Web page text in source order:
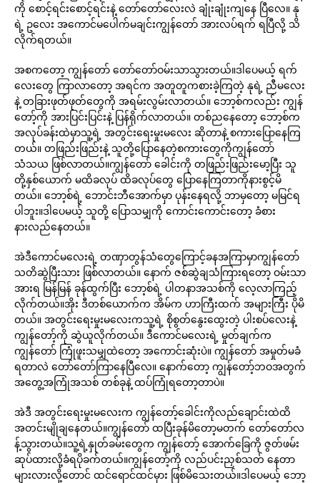
ကို စောင့်ရင်းစောင့်ရင်းနဲ့ တော်တော်လေးလဲ ချုံးချုံးကျနေ ပြီလေ။ နု
ရဲ့ ဥလေး အကောင်မပေါက်မချင်းကျွန်တော် အားလပ်ရက် ရပြီလို့ သိ
လိုက်ရတယ်။
အစကတော့ ကျွန်တော် တော်တော်ဝမ်းသာသွားတယ်။ဒါပေမယ့် ရက်
လေးတွေ ကြာလာတော့ အရင်က အတူတူကစားခဲ့ကြတဲ့ နုရဲ့ ညီမလေး
နဲ့ တခြားဖုတ်ဖုတ်တွေကို အရမ်းလွမ်းလာတယ်။ ဘော့စ်ကလည်း ကျွန်
တော့်ကို အားပြင်းပြင်းနဲ့ ပြန်ရိုက်လာတယ်။ တစ်ညနေတော့ ဘော့စ်က
အလုပ်ခန်းထဲမှာသူ့ရဲ့ အတွင်းရေးမှုးမလေး ဆိုတာနဲ့ စကားပြောနေကြ
တယ်။ တဖြည်းဖြည်းနဲ့ သူတို့ပြောနေတဲ့စကားတွေကိုကျွန်တော်
သံသယ ဖြစ်လာတယ်။ကျွန်တော် ခေါင်းကို တဖြည်းဖြည်းမော့ပြီး သူ
တို့နှစ်ယောက် မထိခလုပ် ထိခလုပ်တွေ ပြောနေကြတာကိုနားစွင့်မိ
တယ်။ ဘော့စ်ရဲ့ ဘောင်းဘီအောက်မှာ ပုန်းနေရလို့ ဘာမှတော့ မမြင်ရ
ပါဘူး။ဒါပေမယ့် သူတို့ ပြောသမျှကို ကောင်းကောင်းတော့ ခံစား
နားလည်နေတယ်။
အဲဒီကောင်မလေးရဲ့ တဏှာတွန်သံတွေကြောင့်ခနအကြာမှာကျွန်တော်
သတိဆွဲပြီးသား ဖြစ်လာတယ်။ နောက် ဇစ်ဆွဲချသံကြားရတော့ ဝမ်းသာ
အားရ မြန်မြန် ခုန်ထွက်ပြီး ဘော့စ်ရဲ့ ပါတနာအသစ်ကို လေ့လာကြည့်
လိုက်တယ်။အိုး ဒီတစ်ယောက်က အိမ်က ဟာကြီးထက် အများကြီး ပိုမိ
တယ်။ အတွင်းရေးမှုးမလေးကသူ့ရဲ့ စိုစွတ်နွေးထွေးတဲ့ ပါးစပ်လေးနဲ့
ကျွန်တော့်ကို ဆွဲယူလိုက်တယ်။ ဒီကောင်မလေးရဲ့ မှုတ်ချက်က
ကျွန်တော် ကြုံဖူးသမျှထဲတော့ အကောင်းဆုံးပဲ။ ကျွန်တော် အမှုတ်မခံ
ရတာလဲ တော်တော်ကြာနေပြီလေ။ နောက်တော့ ကျွန်တော့်ဘဝအတွက်
အတွေ့အကြုံအသစ် တစ်ခုနဲ့ ထပ်ကြုံရတော့တာပဲ။
အဲဒီ အတွင်းရေးမှုးမလေးက ကျွန်တော့်ခေါင်းကိုလည်ချောင်းထဲထိ
အတင်းမျိုချနေတယ်။ကျွန်တော် ထပြီးခုန်မိတော့မတက် တော်တော်လ
န့်သွားတယ်။သူ့ရဲ့နှုတ်ခမ်းတွေက ကျွန်တော့် အောက်ခြေကို ဇွတ်ဖမ်း
ဆုပ်ထားလို့ခံရပိုခက်တယ်။ကျွန်တော့်ကို လည်ပင်းညှစ်သတ် နေတာ
များလားလို့တောင် ထင်ရောင်ထင်မှား ဖြစ်မိသေးတယ်။ဒါပေမယ့် ဘော့